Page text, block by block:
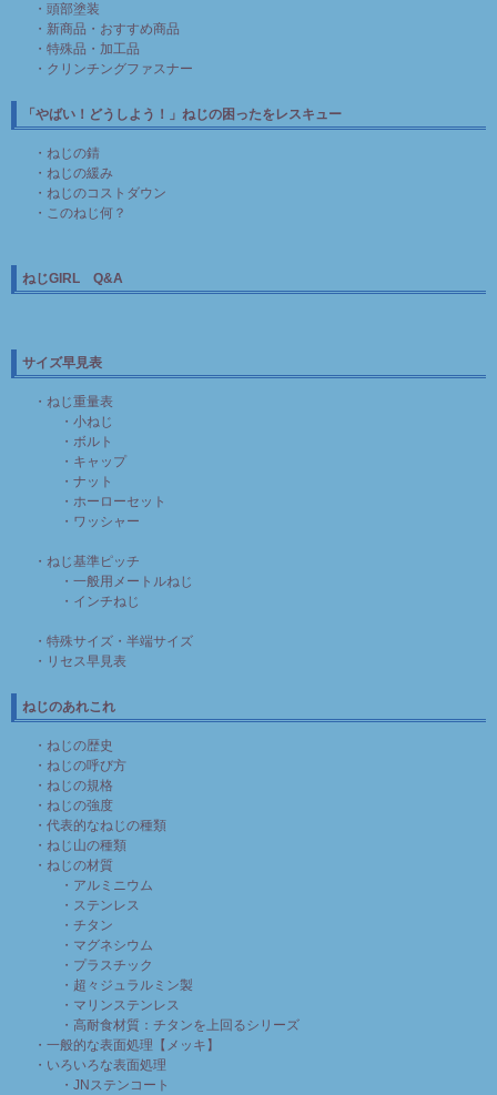
・頭部塗装
・新商品・おすすめ商品
・特殊品・加工品
・クリンチングファスナー
「やばい！どうしよう！」ねじの困ったをレスキュー
・ねじの錆
・ねじの緩み
・ねじのコストダウン
・このねじ何？
ねじGIRL Q&A
サイズ早見表
・ねじ重量表
・小ねじ
・ボルト
・キャップ
・ナット
・ホーローセット
・ワッシャー
・ねじ基準ピッチ
・一般用メートルねじ
・インチねじ
・特殊サイズ・半端サイズ
・リセス早見表
ねじのあれこれ
・ねじの歴史
・ねじの呼び方
・ねじの規格
・ねじの強度
・代表的なねじの種類
・ねじ山の種類
・ねじの材質
・アルミニウム
・ステンレス
・チタン
・マグネシウム
・プラスチック
・超々ジュラルミン製
・マリンステンレス
・高耐食材質：チタンを上回るシリーズ
・一般的な表面処理【メッキ】
・いろいろな表面処理
・JNステンコート